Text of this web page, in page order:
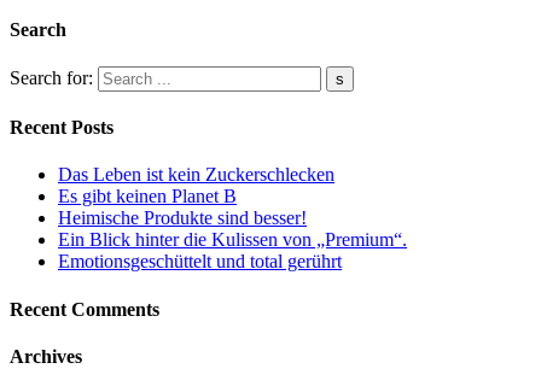
Search
Search for:
Recent Posts
Das Leben ist kein Zuckerschlecken
Es gibt keinen Planet B
Heimische Produkte sind besser!
Ein Blick hinter die Kulissen von „Premium“.
Emotionsgeschüttelt und total gerührt
Recent Comments
Archives